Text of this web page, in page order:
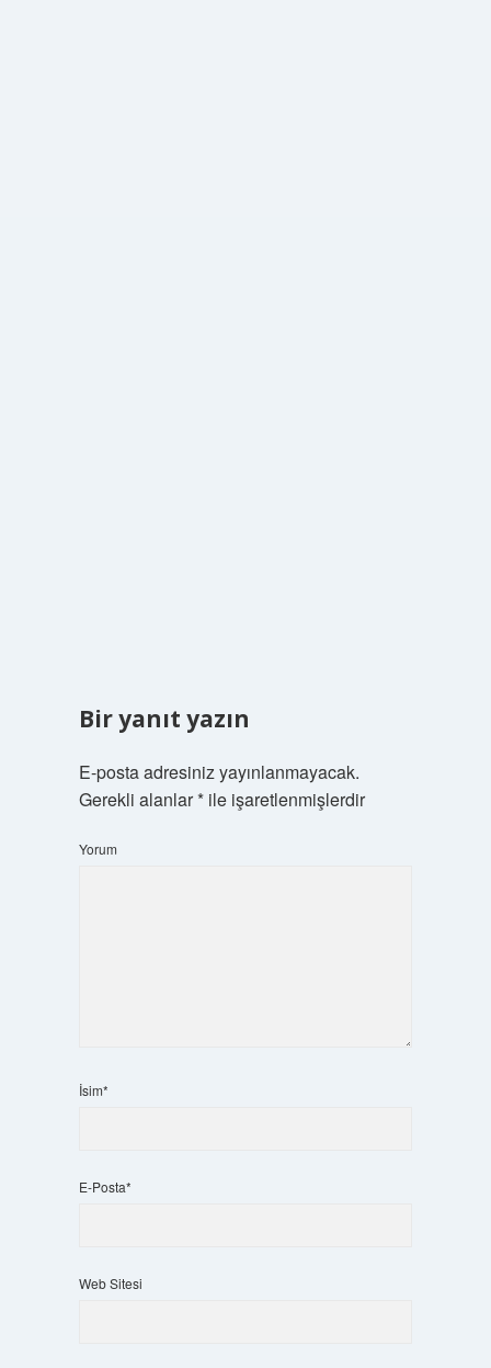
Bir yanıt yazın
E-posta adresiniz yayınlanmayacak.
Gerekli alanlar*ile işaretlenmişlerdir
Yorum
İsim*
E-Posta*
Web Sitesi